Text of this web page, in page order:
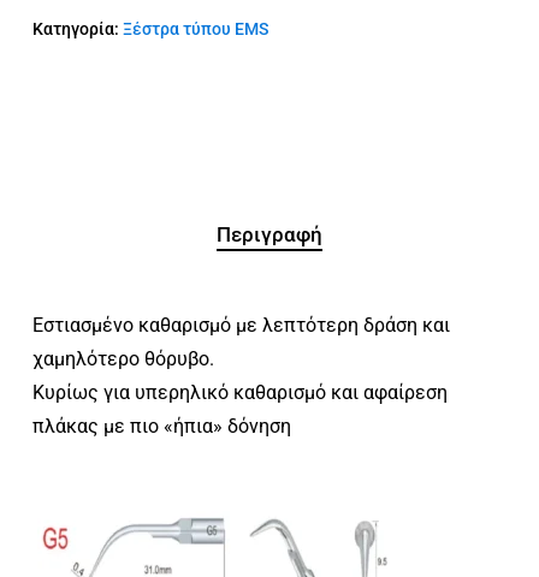
Κατηγορία: Ξέστρα τύπου EMS
Περιγραφή
Εστιασμένο καθαρισμό με λεπτότερη δράση και
χαμηλότερο θόρυβο.
Κυρίως για υπερηλικό καθαρισμό και αφαίρεση
πλάκας με πιο «ήπια» δόνηση